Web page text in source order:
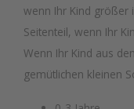
wenn Ihr Kind größer
Seitenteil, wenn Ihr
Wenn Ihr Kind aus
gemütlichen kleinen